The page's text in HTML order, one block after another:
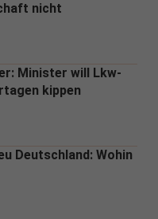
nicht
Minister will Lkw-
kippen
Deutschland: Wohin